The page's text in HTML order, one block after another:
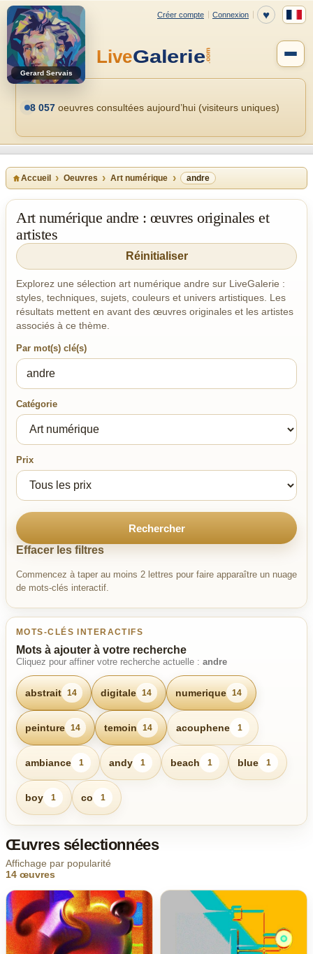
Gerard Servais
8 057 oeuvres consultées aujourd’hui (visiteurs uniques)
Accueil Oeuvres Art numérique andre
Art numérique andre : œuvres originales et
artistes
Réinitialiser
Explorez une sélection art numérique andre sur LiveGalerie :
styles, techniques, sujets, couleurs et univers artistiques. Les
résultats mettent en avant des œuvres originales et les artistes
associés à ce thème.
Par mot(s) clé(s)
Catégorie
Prix
Rechercher
Effacer les filtres
Commencez à taper au moins 2 lettres pour faire apparaître un nuage
de mots-clés interactif.
MOTS-CLÉS INTERACTIFS
Mots à ajouter à votre recherche
Cliquez pour affiner votre recherche actuelle : andre
abstrait 14 digitale 14 numerique 14
peinture 14 temoin 14 acouphene 1
ambiance 1 andy 1 beach 1 blue 1
boy 1 co 1
Œuvres sélectionnées
Affichage par popularité
14 œuvres